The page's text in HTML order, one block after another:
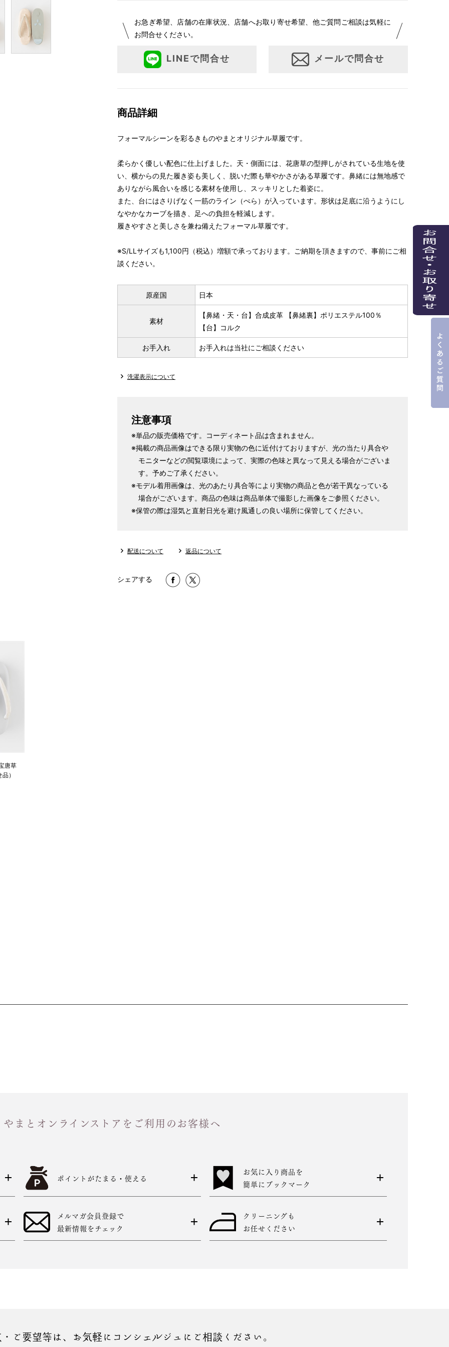
お急ぎ希望、店舗の在庫状況、店舗へお取り寄せ希望、他ご質問ご相談は気軽に
お問合せください。
LINEで問合せ メールで問合せ
商品詳細
フォーマルシーンを彩るきものやまとオリジナル草履です。
柔らかく優しい配色に仕上げました。天・側面には、花唐草の型押しがされている生地を使
い、横からの見た履き姿も美しく、脱いだ際も華やかさがある草履です。鼻緒には無地感で
ありながら風合いを感じる素材を使用し、スッキリとした着姿に。
また、台にはさりげなく一筋のライン（ぺら）が入っています。形状は足底に沿うようにし
なやかなカーブを描き、足への負担を軽減します。
履きやすさと美しさを兼ね備えたフォーマル草履です。
※S/LLサイズも1,100円（税込）増額で承っております。ご納期を頂きますので、事前にご相
談ください。
原産国 日本
素材
【鼻緒・天・台】合成皮革 【鼻緒裏】ポリエステル100％
【台】コルク
お手入れ お手入れは当社にご相談ください
洗濯表示について
注意事項
※単品の販売価格です。コーディネート品は含まれません。
※掲載の商品画像はできる限り実物の色に近付けておりますが、光の当たり具合や
モニターなどの閲覧環境によって、実際の色味と異なって見える場合がございま
す。予めご了承ください。
※モデル着用画像は、光のあたり具合等により実物の商品と色が若干異なっている
場合がございます。商品の色味は商品単体で撮影した画像をご参照ください。
※保管の際は湿気と直射日光を避け風通しの良い場所に保管してください。
配送について 返品について
シェアする
唐草
）
やまとオンラインストアをご利用のお客様へ
ポイントがたまる・使える
お気に入り商品を
簡単にブックマーク
メルマガ会員登録で
最新情報をチェック
クリーニングも
お任せください
ご要望等は、お気軽にコンシェルジュにご相談ください。